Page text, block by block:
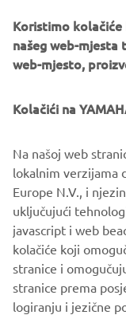
otvorene 18.
DISCOVER OUR
.
Koristimo
našeg web-
web-mjesto,
Kolačići na
Na našoj web
lokalnim verzijama
Europe N.V., i
uključujući
javascript i web
kolačiće koji
stranice i
stranice prema
logiranju i jezične